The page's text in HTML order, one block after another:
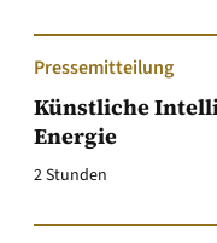
Pressemitteilung
Künstliche
Energie
2 Stunden